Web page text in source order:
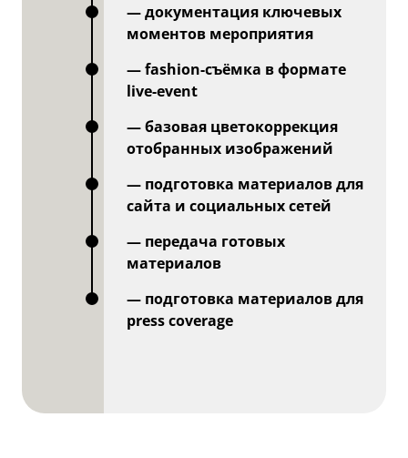
— документация ключевых
моментов мероприятия
— fashion-съёмка в формате
live-event
— базовая цветокоррекция
отобранных изображений
— подготовка материалов для
сайта и социальных сетей
— передача готовых
материалов
— подготовка материалов для
press coverage